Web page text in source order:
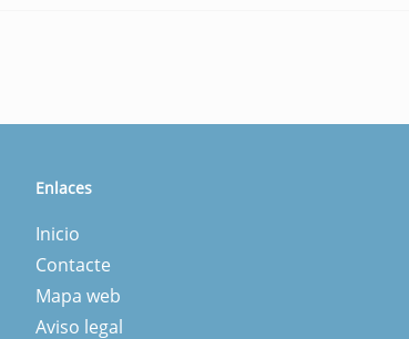
Enlaces
Inicio
Contacte
Mapa web
Aviso legal